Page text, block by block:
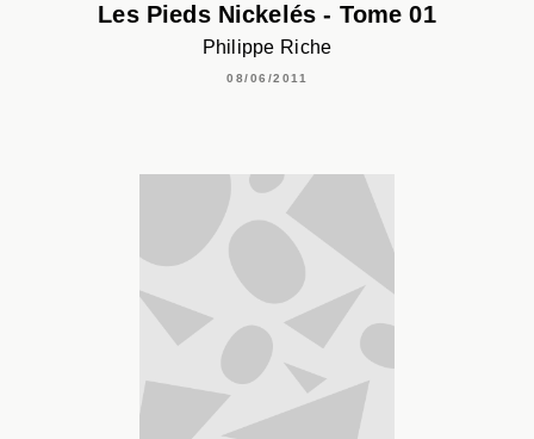
Les Pieds Nickelés - Tome 01
Philippe Riche
08/06/2011